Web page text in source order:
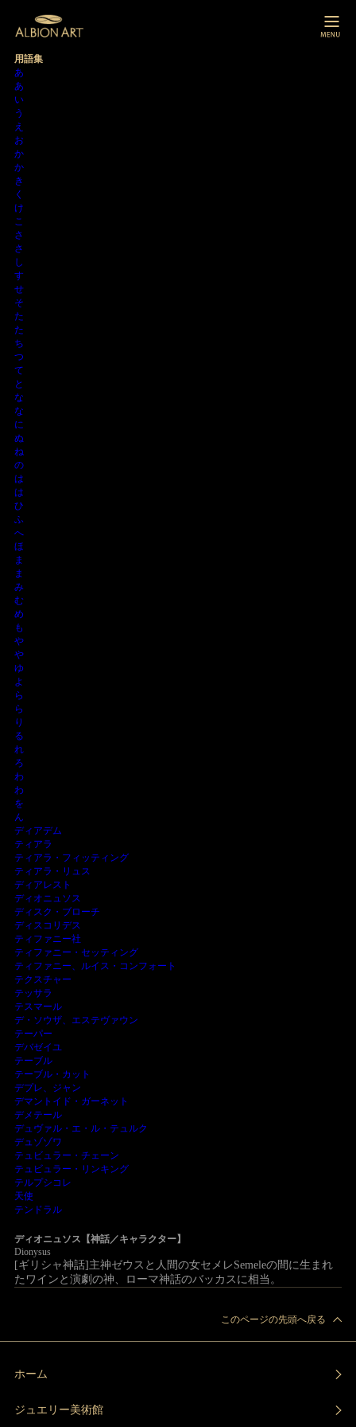
用語集
あ
あ
い
う
え
お
か
か
き
く
け
こ
さ
さ
し
す
せ
そ
た
た
ち
つ
て
と
な
な
に
ぬ
ね
の
は
は
ひ
ふ
へ
ほ
ま
ま
み
む
め
も
や
や
ゆ
よ
ら
ら
り
る
れ
ろ
わ
わ
を
ん
ディアデム
ティアラ
ティアラ・フィッティング
ティアラ・リュス
ディアレスト
ディオニュソス
ディスク・ブローチ
ディスコリデス
ティファニー社
ティファニー・セッティング
ティファニー、ルイス・コンフォート
テクスチャー
テッサラ
テスマール
デ・ソウザ、エステヴァウン
テーパー
デバゼイユ
テーブル
テーブル・カット
デプレ、ジャン
デマントイド・ガーネット
デメテール
デュヴァル・エ・ル・テュルク
デュゾゾワ
テュビュラー・チェーン
テュビュラー・リンキング
テルプシコレ
天使
テンドラル
ディオニュソス【神話／キャラクター】
Dionysus
[ギリシャ神話]主神ゼウスと人間の女セメレSemeleの間に生まれ
たワインと演劇の神、ローマ神話のバッカスに相当。
このページの先頭へ戻る
ホーム
ジュエリー美術館